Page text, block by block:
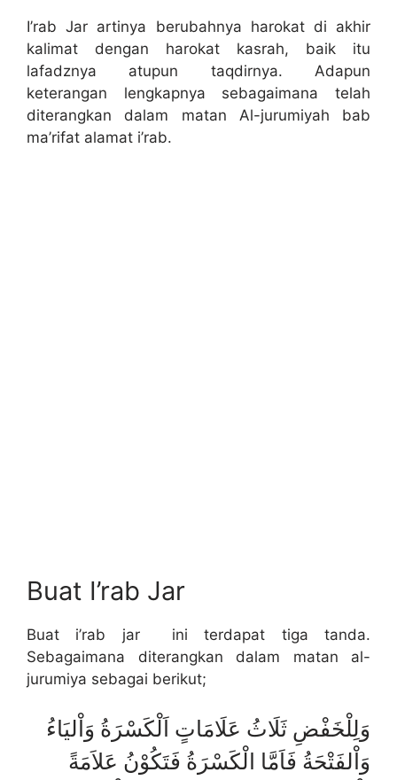
I’rab Jar artinya berubahnya harokat di akhir
kalimat dengan harokat kasrah, baik itu
lafadznya atupun taqdirnya. Adapun
keterangan lengkapnya sebagaimana telah
diterangkan dalam matan Al-jurumiyah bab
ma’rifat alamat i’rab.
Buat I’rab Jar
Buat i’rab jar ini terdapat tiga tanda.
Sebagaimana diterangkan dalam matan al-
jurumiya sebagai berikut;
وَلِلْخَفْضِ ثَلَاثُ عَلَامَاتٍ اَلْكَسْرَةُ وَاْليَاءُ
وَاْلفَتْحَةُ فَاَمَّا الْكَسْرَةُ فَتَكُوْنُ عَلاَمَةً